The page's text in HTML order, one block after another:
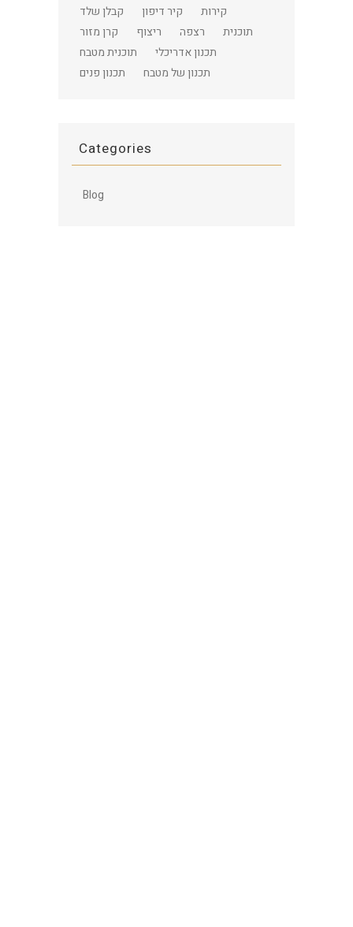
קבלן שלד
קיר דיפון
קירות
קרן מזור
ריצוף רצפה
תוכנית
תוכנית מטבח
תכנון אדריכלי
תכנון פנים
תכנון של מטבח
Categories
Blog